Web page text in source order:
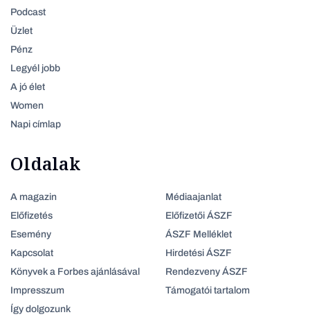
Podcast
Üzlet
Pénz
Legyél jobb
A jó élet
Women
Napi címlap
Oldalak
A magazin
Előfizetés
Esemény
Kapcsolat
Könyvek a Forbes ajánlásával
Impresszum
Így dolgozunk
Médiaajanlat
Előfizetői ÁSZF
ÁSZF Melléklet
Hirdetési ÁSZF
Rendezveny ÁSZF
Támogatói tartalom